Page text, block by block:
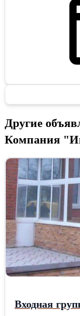
Другие
Компания
Входная